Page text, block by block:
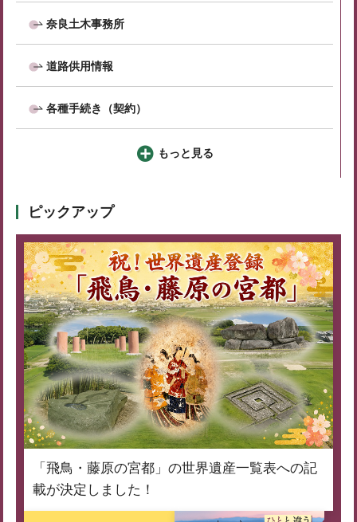
奈良土木事務所
道路供用情報
各種手続き（契約）
もっと見る
ピックアップ
「飛鳥・藤原の宮都」の世界遺産一覧表への記
載が決定しました！